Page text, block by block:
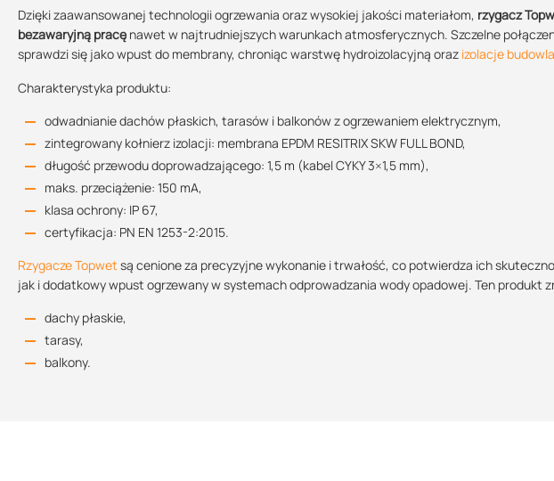
Dzięki zaawansowanej technologii ogrzewania oraz wysokiej jakości materiałom, rzygacz
bezawaryjną pracę nawet w najtrudniejszych warunkach atmosferycznych. Szczelne
sprawdzi się jako wpust do membrany, chroniąc warstwę hydroizolacyjną oraz izolacje
Charakterystyka produktu:
odwadnianie dachów płaskich, tarasów i balkonów z ogrzewaniem elektrycznym,
zintegrowany kołnierz izolacji: membrana EPDM RESITRIX SKW FULL BOND,
długość przewodu doprowadzającego: 1,5 m (kabel CYKY 3×1,5 mm),
maks. przeciążenie: 150 mA,
klasa ochrony: IP 67,
certyfikacja: PN EN 1253-2:2015.
Rzygacze Topwet są cenione za precyzyjne wykonanie i trwałość, co potwierdza ich
jak i dodatkowy wpust ogrzewany w systemach odprowadzania wody opadowej. Ten produkt
dachy płaskie,
tarasy,
balkony.
sztuki
tak
Średnica:
DN 50
DN 125
97.3 KB
Instrukcja montażu
1.75 MB
Wojciech Reichert
07:00 - 15:00